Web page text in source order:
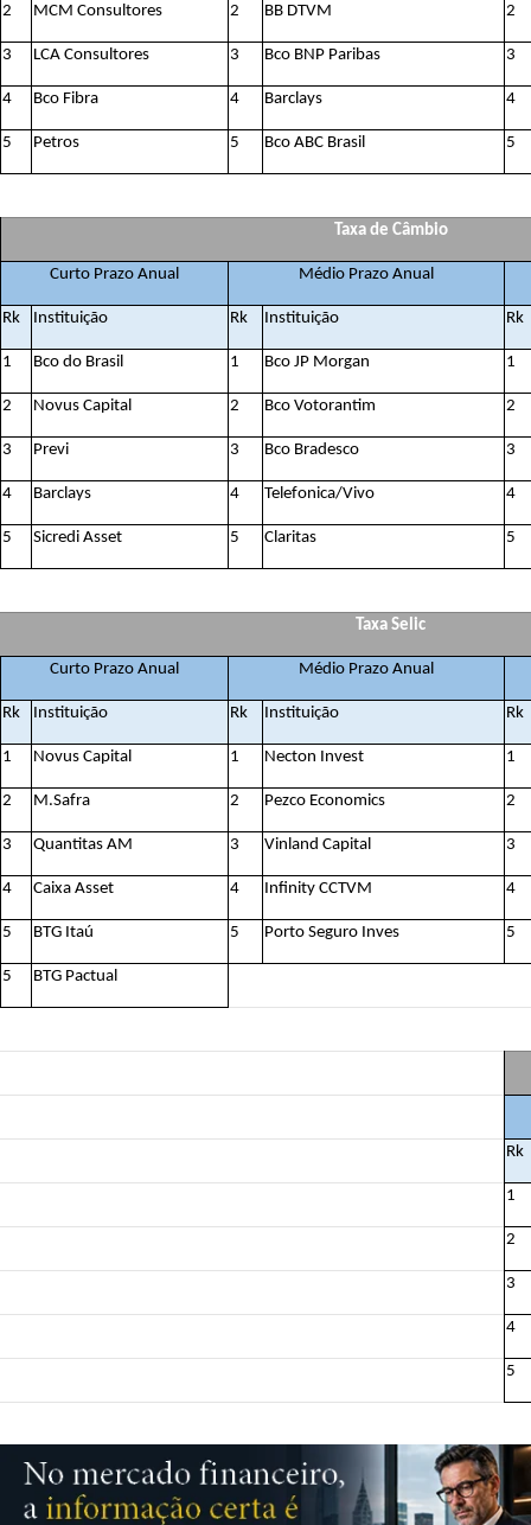
2 MCM Consultores 2 BB DTVM 2
3 LCA Consultores 3 Bco BNP Paribas 3
4 Bco Fibra 4 Barclays 4
5 Petros 5 Bco ABC Brasil 5
Taxa de Câmbio
Curto Prazo Anual Médio Prazo Anual
Rk Instituição Rk Instituição Rk
1 Bco do Brasil 1 Bco JP Morgan 1
2 Novus Capital 2 Bco Votorantim 2
3 Previ 3 Bco Bradesco 3
4 Barclays 4 Telefonica/Vivo 4
5 Sicredi Asset 5 Claritas 5
Taxa Selic
Curto Prazo Anual Médio Prazo Anual
Rk Instituição Rk Instituição Rk
1 Novus Capital 1 Necton Invest 1
2 M.Safra 2 Pezco Economics 2
3 Quantitas AM 3 Vinland Capital 3
4 Caixa Asset 4 Infinity CCTVM 4
5 BTG Itaú 5 Porto Seguro Inves 5
5 BTG Pactual
Rk
1
2
3
4
5